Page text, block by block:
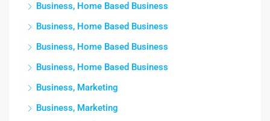
Business, Home Based Business
Business, Home Based Business
Business, Home Based Business
Business, Home Based Business
Business, Marketing
Business, Marketing